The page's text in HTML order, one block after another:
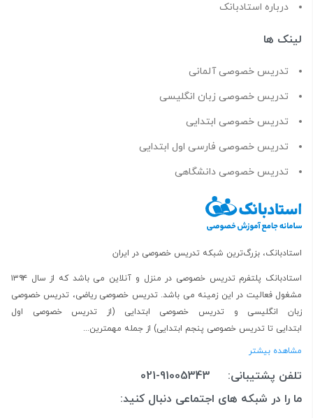
درباره استادبانک
لینک ها
تدریس خصوصی آلمانی
تدریس خصوصی زبان انگلیسی
تدریس خصوصی ابتدایی
تدریس خصوصی فارسی اول ابتدایی
تدریس خصوصی دانشگاهی
استادبانک، بزرگ‌ترین شبکه تدریس خصوصی در ایران
استادبانک پلتفرم تدریس خصوصی در منزل و آنلاین
می باشد که از سال ۱۳۹۴
مشغول فعالیت در این زمینه می باشد.تدریس خصوصی ریاضی، تدریس خصوصی
زبان انگلیسی و تدریس خصوصی ابتدایی (از
تدریس خصوصی اول
ابتدایی تا تدریس خصوصی پنجم ابتدایی) از جمله مهمترین...
مشاهده بیشتر
تلفن پشتیبانی:
021-91005343
ما را در شبکه های اجتماعی دنبال کنید: